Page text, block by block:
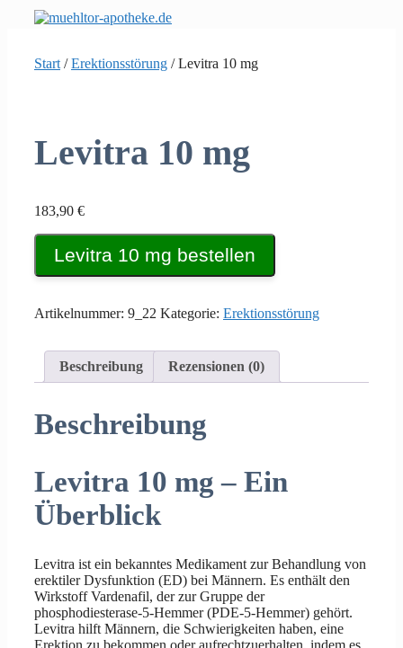
Start /Erektionsstörung / Levitra 10 mg
Levitra 10 mg
183,90 €
Levitra 10 mg bestellen
Artikelnummer: 9_22 Kategorie: Erektionsstörung
Beschreibung Rezensionen (0)
Beschreibung
Levitra 10 mg – Ein
Überblick
Levitra ist ein bekanntes Medikament zur Behandlung von
erektiler Dysfunktion (ED) bei Männern. Es enthält den
Wirkstoff Vardenafil, der zur Gruppe der
phosphodiesterase-5-Hemmer (PDE-5-Hemmer) gehört.
Levitra hilft Männern, die Schwierigkeiten haben, eine